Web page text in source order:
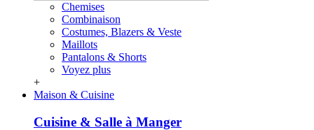
Chemises
Combinaison
Costumes, Blazers & Veste
Maillots
Pantalons & Shorts
Voyez plus
+
Maison & Cuisine
Cuisine & Salle à Manger